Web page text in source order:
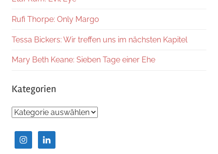
Rufi Thorpe: Only Margo
Tessa Bickers: Wir treffen uns im nächsten Kapitel
Mary Beth Keane: Sieben Tage einer Ehe
Kategorien
Kategorien